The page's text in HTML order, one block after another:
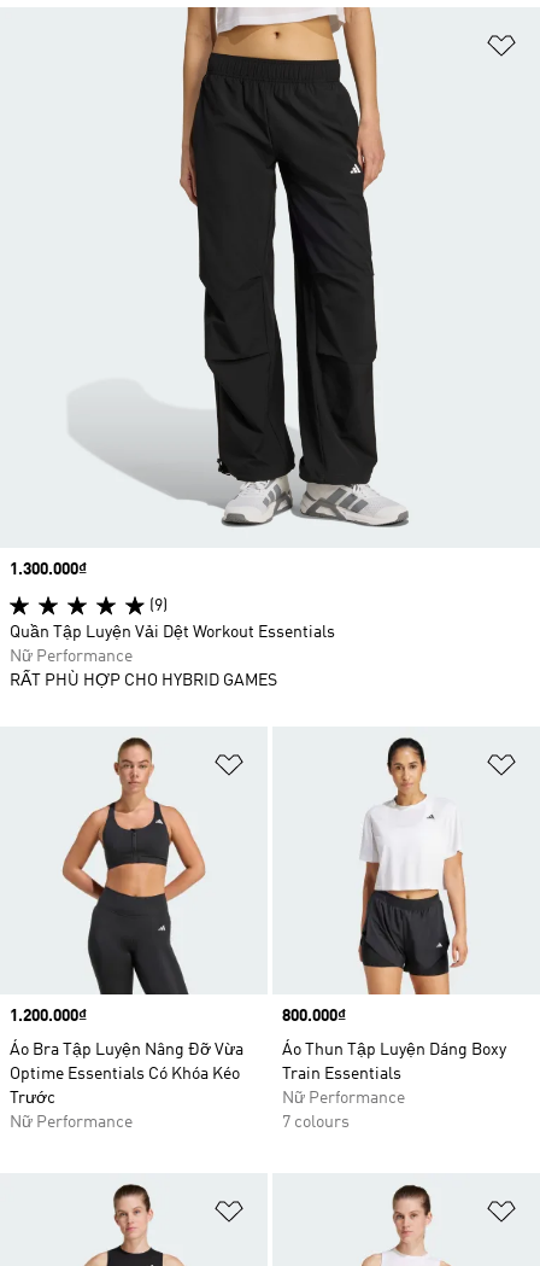
Price
1.200.000₫
Áo Bra Tập Luyện Nâng Đỡ Vừa
Optime Essentials Có Khóa Kéo
Trước
Nữ Performance
Price
800.000₫
Áo Thun Tập Luyện Dáng Boxy
Train Essentials
Nữ Performance
7 colours
Price
1.300.000₫
(9)
Quần Tập Luyện Vải Dệt Workout Essentials
Nữ Performance
RẤT PHÙ HỢP CHO HYBRID GAMES